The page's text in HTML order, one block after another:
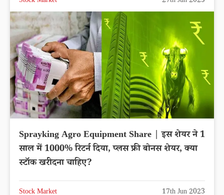
Sprayking Agro Equipment Share | इस शेयर ने 1
साल में 1000% रिटर्न दिया, प्लस फ्री बोनस शेयर, क्या
स्टॉक खरीदना चाहिए?
Stock Market 17th Jun 2023